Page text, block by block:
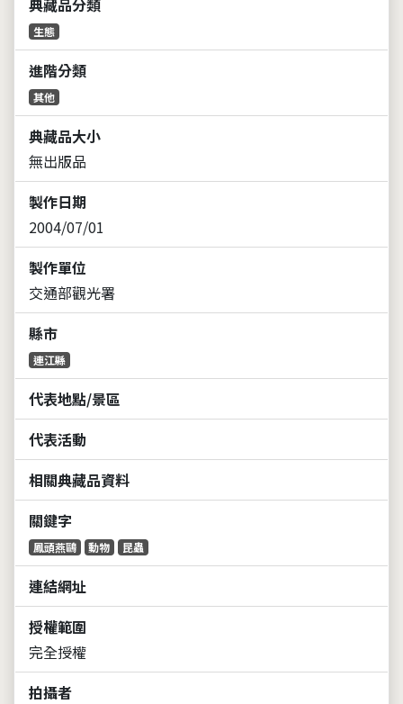
生態
進階分類
其他
典藏品大小
無出版品
製作日期
2004/07/01
製作單位
交通部觀光署
縣市
連江縣
代表地點/景區
代表活動
相關典藏品資料
關鍵字
鳳頭燕鷗 動物 昆蟲
連結網址
授權範圍
完全授權
拍攝者